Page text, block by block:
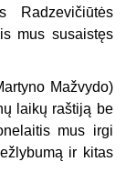
Radzevičiūtės
mus susaistęs
Mažvydo)
laikų raštiją be
mus irgi
ir kitas